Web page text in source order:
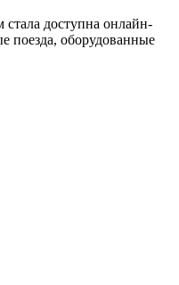
доступна онлайн-
поезда, оборудованные